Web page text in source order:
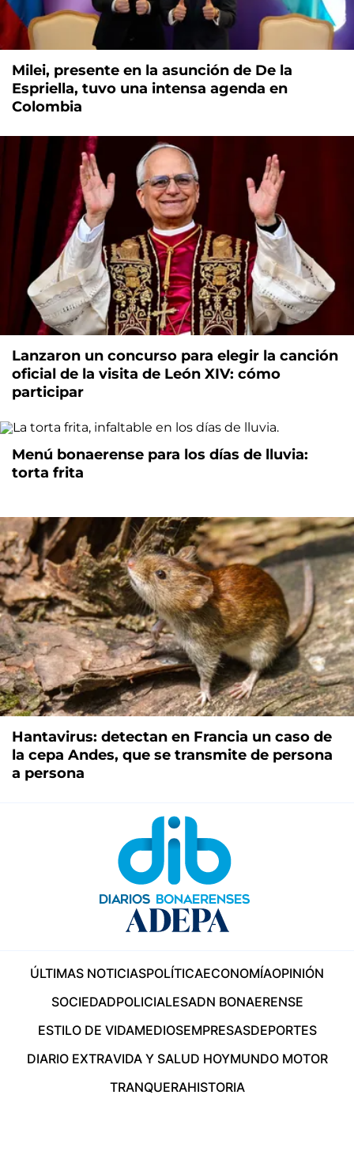
Milei, presente en la asunción de De la
Espriella, tuvo una intensa agenda en
Colombia
Lanzaron un concurso para elegir la canción
oficial de la visita de León XIV: cómo
participar
Menú bonaerense para los días de lluvia:
torta frita
Hantavirus: detectan en Francia un caso de
la cepa Andes, que se transmite de persona
a persona
ÚLTIMAS NOTICIASPOLÍTICAECONOMÍAOPINIÓN
SOCIEDADPOLICIALESADN BONAERENSE
ESTILO DE VIDAMEDIOSEMPRESASDEPORTES
DIARIO EXTRAVIDA Y SALUD HOYMUNDO MOTOR
TRANQUERAHISTORIA